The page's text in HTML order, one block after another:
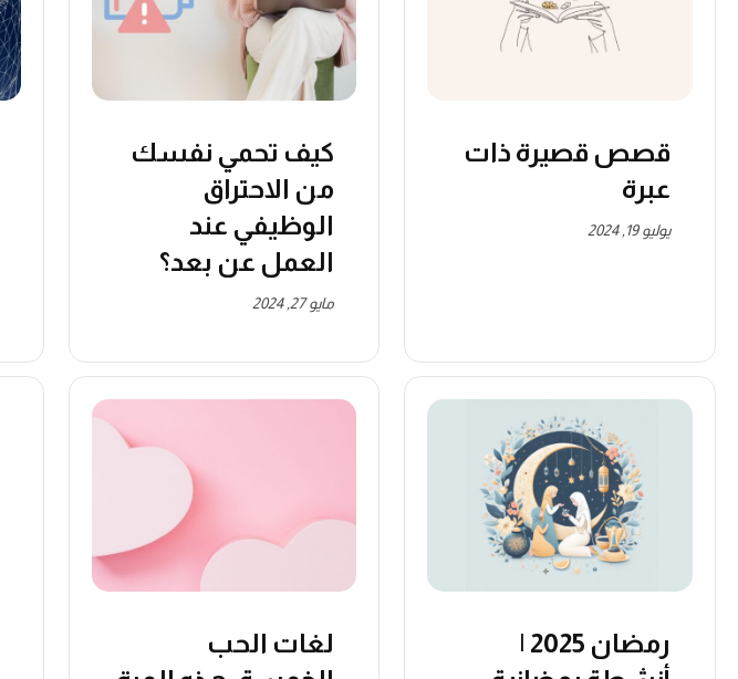
قصص قصيرة ذات
عبرة
يوليو 19, 2024
كيف تحمي نفسك
من الاحتراق
الوظيفي عند
العمل عن بعد؟
مايو 27, 2024
رمضان 2025 |
لغات الحب